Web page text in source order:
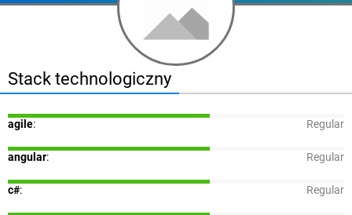
Stack technologiczny
agile: Regular
angular: Regular
c#: Regular